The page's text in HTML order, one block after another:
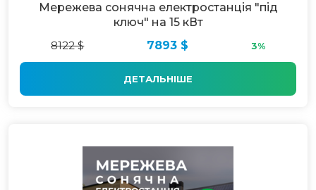
Мережева сонячна електростанція "під
ключ" на 15 кВт
8122 $
7893 $ 3%
ДЕТАЛЬНІШЕ